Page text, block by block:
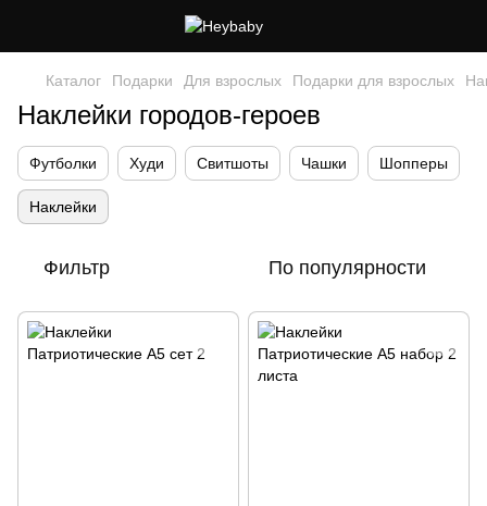
Каталог Подарки Для взрослых Подарки для взрослых
Наклейки городов-героев
Футболки Худи Свитшоты Чашки Шопперы
Наклейки
Фильтр По популярности